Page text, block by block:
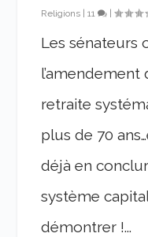
Religions |11 |
Les sénateurs
retraite
plus de 70
déjà en
système
démontrer !...